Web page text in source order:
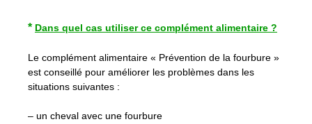
* Dans quel cas utiliser ce complément alimentaire ?
Le complément alimentaire « Prévention de la fourbure »
est conseillé pour améliorer les problèmes dans les
situations suivantes :
– un cheval avec une fourbure